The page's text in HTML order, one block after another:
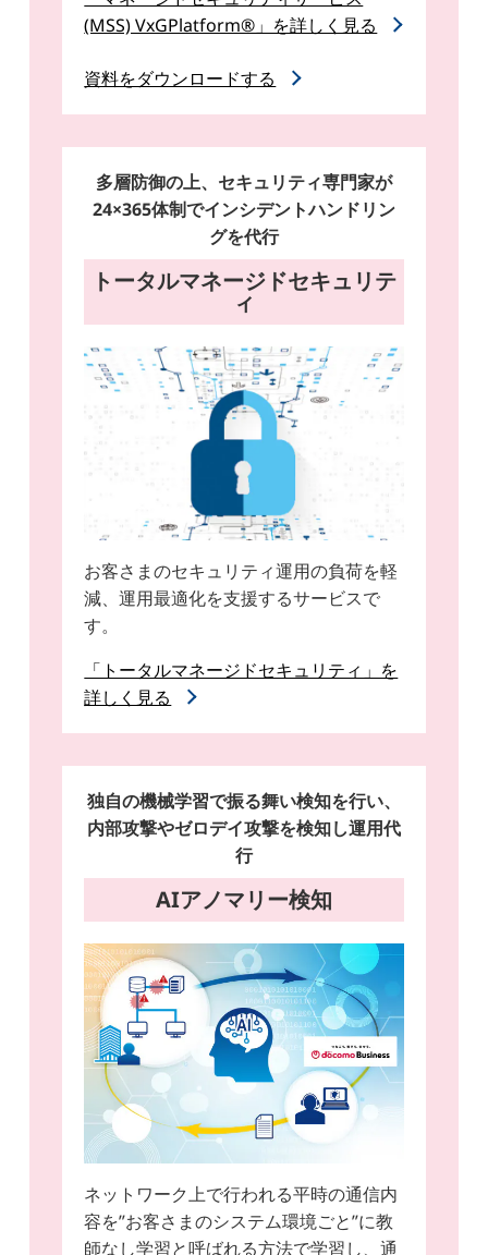
(MSS) VxGPlatform®」を詳しく見る
資料をダウンロードする
多層防御の上、セキュリティ専門家が
24×365体制でインシデントハンドリン
グを代行
トータルマネージドセキュリテ
ィ
お客さまのセキュリティ運用の負荷を軽
減、運用最適化を支援するサービスで
す。
「トータルマネージドセキュリティ」を
詳しく見る
独自の機械学習で振る舞い検知を行い、
内部攻撃やゼロデイ攻撃を検知し運用代
行
AIアノマリー検知
ネットワーク上で行われる平時の通信内
容を”お客さまのシステム環境ごと”に教
師なし学習と呼ばれる方法で学習し、通